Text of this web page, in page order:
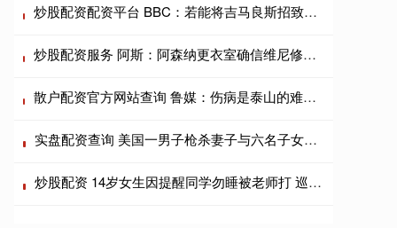
炒股配资配资平台 BBC：若能将吉马良斯招致麾下，阿森纳将迎来一位天生的领袖
炒股配资服务 阿斯：阿森纳更衣室确信维尼修斯将加盟，皇马不会满足其薪资要求
散户配资官方网站查询 鲁媒：伤病是泰山的难题，泽卡对阵海港被换下因内收肌发紧
实盘配资查询 美国一男子枪杀妻子与六名子女后自尽 婚内出轨引发悲剧
炒股配资 14岁女生因提醒同学勿睡被老师打 巡查老师误判行为引发争议